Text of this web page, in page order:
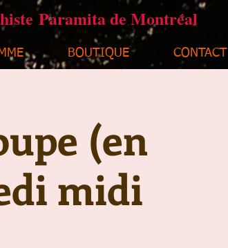
Paramita de Montréal
BOUTIQUE CONTACT
(en
midi